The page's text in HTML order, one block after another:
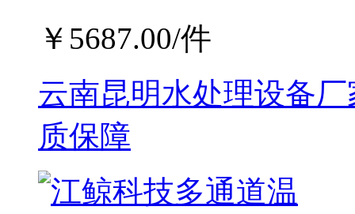
￥ 5687.00/件
云南昆明水处理设备
质保障